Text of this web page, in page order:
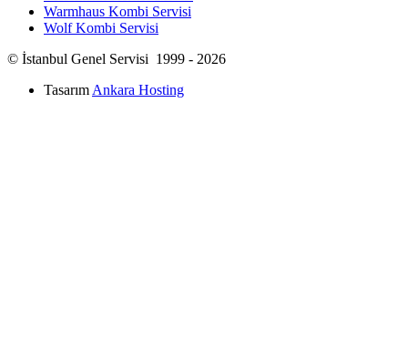
Warmhaus Kombi Servisi
Wolf Kombi Servisi
© İstanbul Genel Servisi 1999 - 2026
Tasarım Ankara Hosting